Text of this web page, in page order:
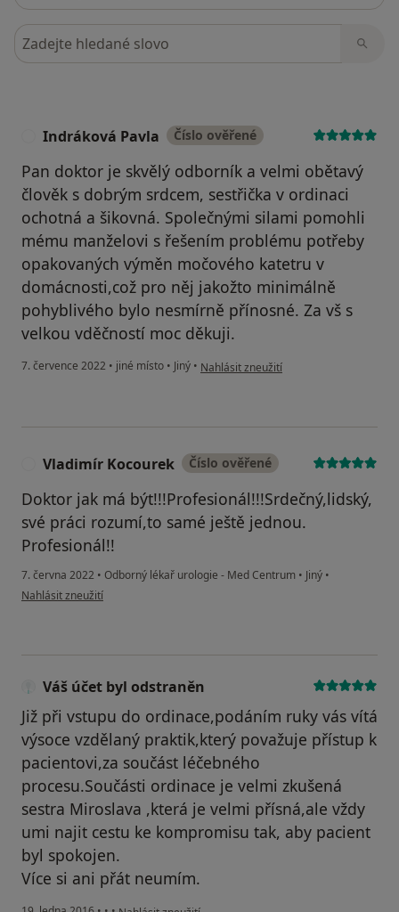
Hledejte v názorech
Indráková Pavla Číslo ověřené
Pan doktor je skvělý odborník a velmi obětavý
člověk s dobrým srdcem, sestřička v ordinaci
ochotná a šikovná. Společnými silami pomohli
mému manželovi s řešením problému potřeby
opakovaných výměn močového katetru v
domácnosti,což pro něj jakožto minimálně
pohyblivého bylo nesmírně přínosné. Za vš s
velkou vděčností moc děkuji.
7. července 2022 • jiné místo • Jiný • podle názoru uživatele Indráková Pavla
Nahlásit zneužití
Vladimír Kocourek Číslo ověřené
Doktor jak má být!!!Profesionál!!!Srdečný,lidský,
své práci rozumí,to samé ještě jednou.
Profesionál!!
7. června 2022 • Odborný lékař urologie - Med Centrum • Jiný •
podle názoru uživatele Vladimír Kocourek
Nahlásit zneužití
Váš účet byl odstraněn
Již při vstupu do ordinace,podáním ruky vás vítá
výsoce vzdělaný praktik,který považuje přístup k
pacientovi,za součást léčebného
procesu.Součásti ordinace je velmi zkušená
sestra Miroslava ,která je velmi přísná,ale vždy
umi najit cestu ke kompromisu tak, aby pacient
byl spokojen.
Více si ani přát neumím.
podle názoru uživatele Váš účet byl odstraněn